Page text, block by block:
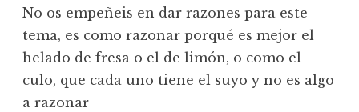
No os empeñeis en dar razones para este
tema, es como razonar porqué es mejor el
helado de fresa o el de limón, o como el
culo, que cada uno tiene el suyo y no es algo
a razonar